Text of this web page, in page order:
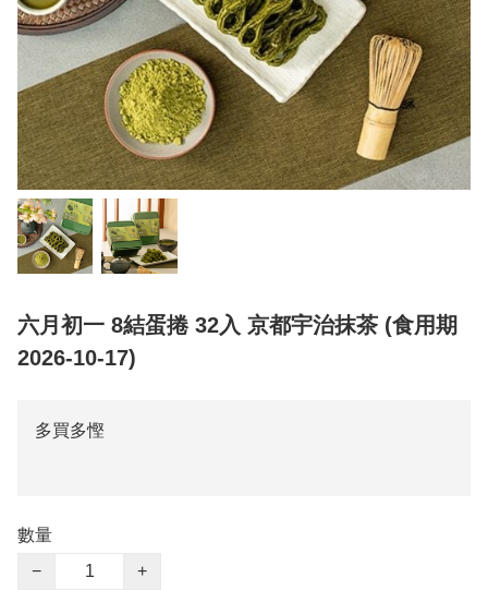
六月初一 8結蛋捲 32入 京都宇治抹茶 (食用期
2026-10-17)
多買多慳
數量
−
+